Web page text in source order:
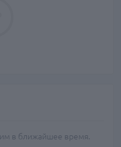
в ближайшее время.